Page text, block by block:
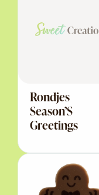
Rondjes
Season’S
Greetings